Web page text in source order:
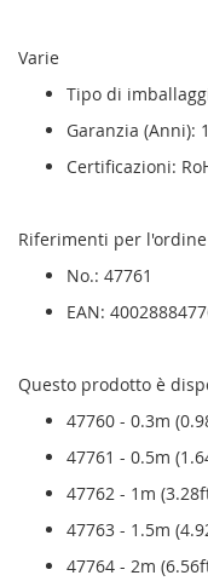
Varie
Tipo di
Garanzia (Anni):
Certificazioni:
Riferimenti per l'ordine
No.: 47761
EAN:
Questo prodotto è
47760 - 0.3m
47761 - 0.5m
47762 - 1m
47763 - 1.5m
47764 - 2m